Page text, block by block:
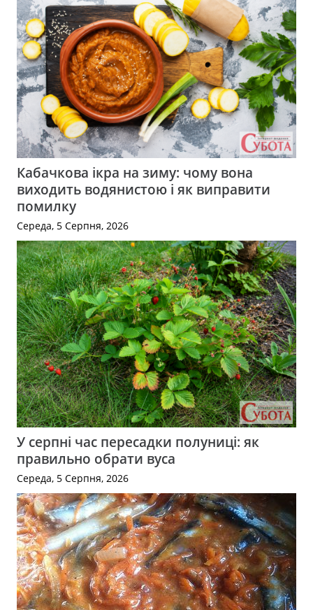
Кабачкова ікра на зиму: чому вона
виходить водянистою і як виправити
помилку
Середа, 5 Серпня, 2026
У серпні час пересадки полуниці: як
правильно обрати вуса
Середа, 5 Серпня, 2026